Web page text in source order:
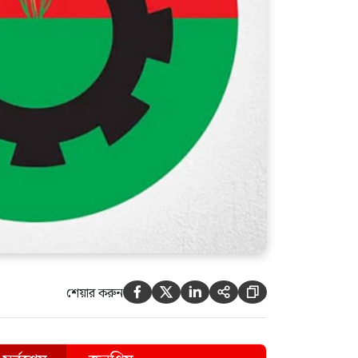
বিলে মাছ ধরতে গিয়ে লাশ হয়ে
ফিরলেন যুবক
বাংলাদেশের মাটিতে আর
ফ্যাসিস্টের স্থান হবে না: হুইপ দুলু
শেয়ার করুন     